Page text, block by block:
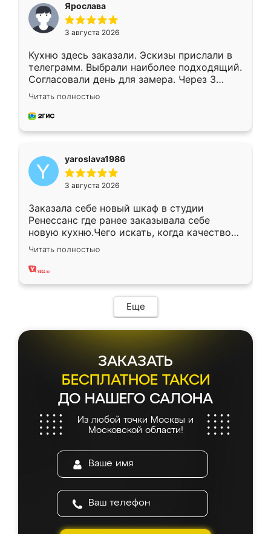
Ярослава
3 августа 2026
Кухню здесь заказали. Эскизы прислали в
телеграмм. Выбрали наиболее подходящий.
Согласовали день для замера. Через 3
недели кухня была уже готова. Остались
довольны работой. Спасибо Ренессанс
мебель за качественную работу!
Читать полностью
yaroslava1986
3 августа 2026
Заказала себе новый шкаф в студии
Ренессанс где ранее заказывала себе
новую кухню.Чего искать, когда качеством
вполне довольна. Служит кухня уже почти
два года, нареканий нет.
Читать полностью
Еще
ЗАКАЗАТЬ
БЕСПЛАТНОЕ ТАКСИ
ДО НАШЕГО САЛОНА
Из любой точки Москвы и
Московской области!